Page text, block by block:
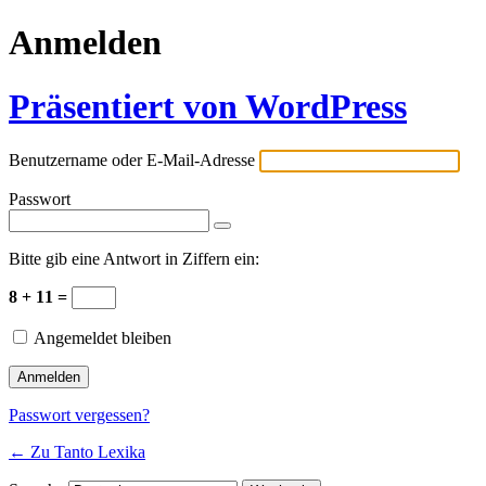
Anmelden
Präsentiert von WordPress
Benutzername oder E-Mail-Adresse
Passwort
Bitte gib eine Antwort in Ziffern ein:
8 + 11 =
Angemeldet bleiben
Passwort vergessen?
← Zu Tanto Lexika